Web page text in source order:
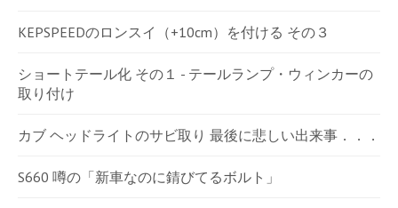
KEPSPEEDのロンスイ（+10cm）を付ける その３
ショートテール化 その１ - テールランプ・ウィンカーの
取り付け
カブ ヘッドライトのサビ取り 最後に悲しい出来事．．．
S660 噂の「新車なのに錆びてるボルト」